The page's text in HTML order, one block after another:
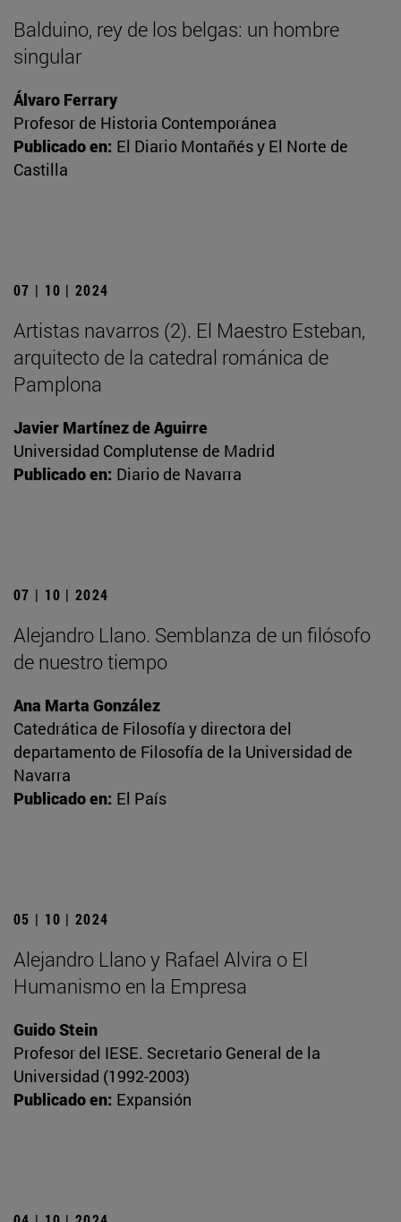
Balduino, rey de los belgas: un hombre
singular
Álvaro Ferrary
Profesor de Historia Contemporánea
Publicado en: El Diario Montañés y El Norte de
Castilla
07 | 10 | 2024
Artistas navarros (2). El Maestro Esteban,
arquitecto de la catedral románica de
Pamplona
Javier Martínez de Aguirre
Universidad Complutense de Madrid
Publicado en: Diario de Navarra
07 | 10 | 2024
Alejandro Llano. Semblanza de un filósofo
de nuestro tiempo
Ana Marta González
Catedrática de Filosofía y directora del
departamento de Filosofía de la Universidad de
Navarra
Publicado en: El País
05 | 10 | 2024
Alejandro Llano y Rafael Alvira o El
Humanismo en la Empresa
Guido Stein
Profesor del IESE. Secretario General de la
Universidad (1992-2003)
Publicado en: Expansión